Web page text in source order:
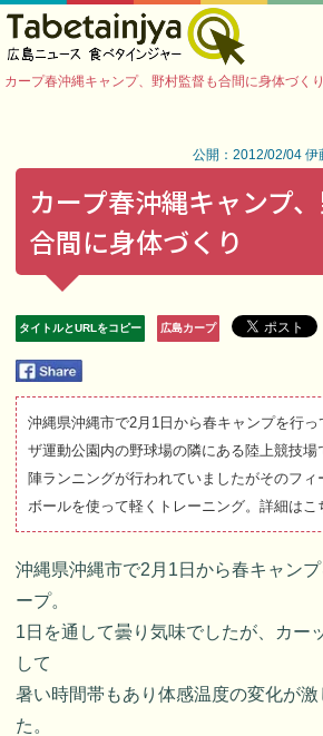
カープ春沖縄キャンプ、野村監督も合間に身体づくり
公開：2012/02/04 伊
カープ春沖縄キャンプ
合間に身体づくり
タイトルとURLをコピー 広島カープ
沖縄県沖縄市で2月1日から春キャンプを行
ザ運動公園内の野球場の隣にある陸上競技
陣ランニングが行われていましたがそのフ
ボールを使って軽くトレーニング。詳細はこ
沖縄県沖縄市で2月1日から春キャン
ープ。
1日を通して曇り気味でしたが、カー
して
暑い時間帯もあり体感温度の変化が
た。